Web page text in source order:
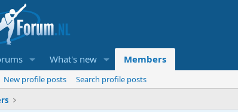
What's new Members
New profile posts
Search profile posts